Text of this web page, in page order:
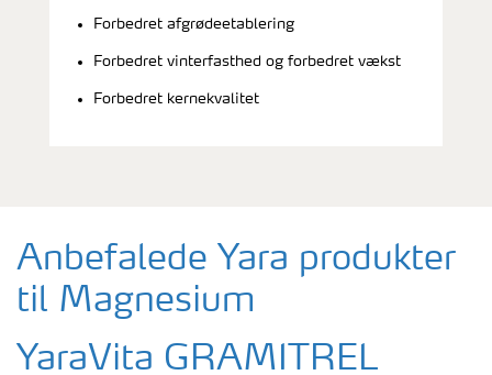
Forbedret afgrødeetablering
Forbedret vinterfasthed og forbedret vækst
Forbedret kernekvalitet
Anbefalede Yara produkter
til Magnesium
YaraVita GRAMITREL